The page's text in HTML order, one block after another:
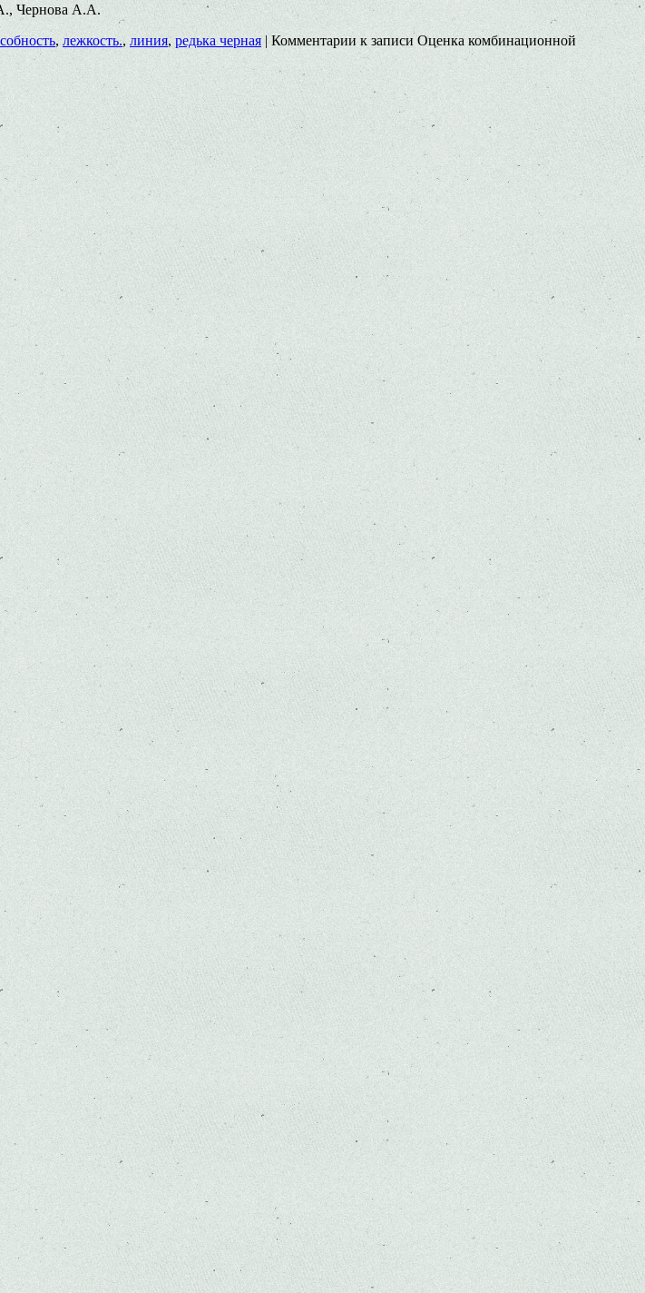
Чернова А.А.
,лежкость., линия, редька черная | Комментариик записи Оценка комбинационной